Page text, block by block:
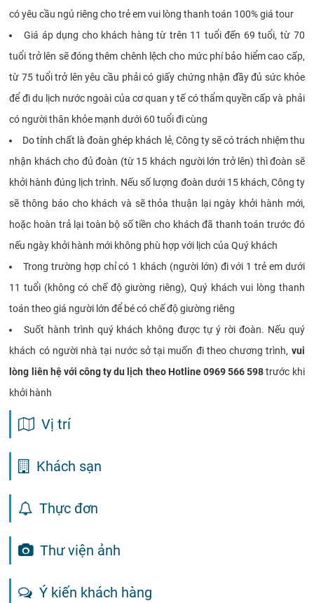
có yêu cầu ngủ riêng cho trẻ em vui lòng thanh toán 100% giá tour
Giá áp dụng cho khách hàng từ trên 11 tuổi đến 69 tuổi, từ 70
tuổi trở lên sẽ đóng thêm chênh lệch cho mức phí bảo hiểm cao cấp,
từ 75 tuổi trở lên yêu cầu phải có giấy chứng nhận đầy đủ sức khỏe
để đi du lịch nước ngoài của cơ quan y tế có thẩm quyền cấp và phải
có người thân khỏe mạnh dưới 60 tuổi đi cùng
Do tính chất là đoàn ghép khách lẻ, Công ty sẽ có trách nhiệm thu
nhận khách cho đủ đoàn (từ 15 khách người lớn trở lên) thì đoàn sẽ
khởi hành đúng lịch trình. Nếu số lượng đoàn dưới 15 khách, Công ty
sẽ thông báo cho khách và sẽ thỏa thuận lại ngày khởi hành mới,
hoặc hoàn trả lại toàn bộ số tiền cho khách đã thanh toán trước đó
nếu ngày khởi hành mới không phù hợp với lịch của Quý khách
Trong trường hợp chỉ có 1 khách (người lớn) đi với 1 trẻ em dưới
11 tuổi (không có chế độ giường riêng), Quý khách vui lòng thanh
toán theo giá người lớn để bé có chế độ giường riêng
Suốt hành trình quý khách không được tự ý rời đoàn. Nếu quý
khách có người nhà tại nước sở tại muốn đi theo chương trình, vui
lòng liên hệ với công ty du lịch theo Hotline 0969 566 598trước khi
khởi hành
Vị trí
Khách sạn
Thực đơn
Thư viện ảnh
Ý kiến khách hàng